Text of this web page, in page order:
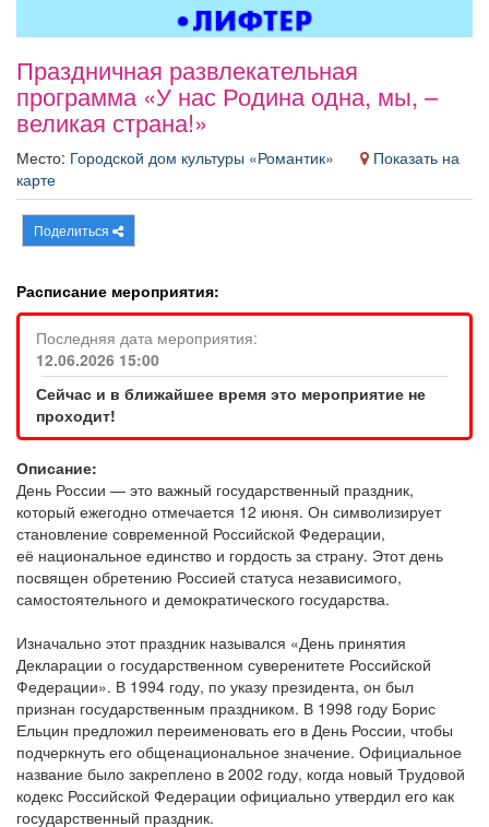
Афиша Обучение Проекты
Товары
ТВ программа Я - пенсионер
Праздничная развлекательная
программа «У нас Родина одна, мы, –
великая страна!»
Место: Городской дом культуры «Романтик»
Показать на
карте
Поделиться
Расписание мероприятия:
Последняя дата мероприятия:
12.06.2026 15:00
Сейчас и в ближайшее время это мероприятие не
проходит!
Описание:
День России — это важный государственный праздник,
который ежегодно отмечается 12 июня. Он символизирует
становление современной Российской Федерации,
её национальное единство и гордость за страну. Этот день
посвящен обретению Россией статуса независимого,
самостоятельного и демократического государства.
Изначально этот праздник назывался «День принятия
Декларации о государственном суверенитете Российской
Федерации». В 1994 году, по указу президента, он был
признан государственным праздником. В 1998 году Борис
Ельцин предложил переименовать его в День России, чтобы
подчеркнуть его общенациональное значение. Официальное
название было закреплено в 2002 году, когда новый Трудовой
кодекс Российской Федерации официально утвердил его как
государственный праздник.